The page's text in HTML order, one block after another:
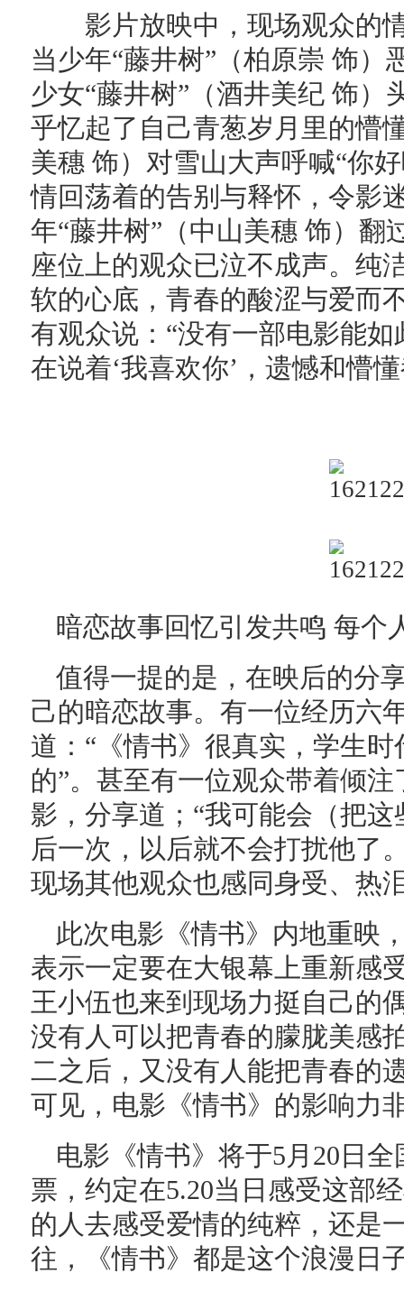
影片放映中，现场观众的
当少年“藤井树”（柏原崇 饰
少女“藤井树”（酒井美纪 饰
乎忆起了自己青葱岁月里的懵
美穗 饰）对雪山大声呼喊“你
情回荡着的告别与释怀，令影
年“藤井树”（中山美穗 饰）翻
座位上的观众已泣不成声。纯
软的心底，青春的酸涩与爱而
有观众说：“没有一部电影能
在说着‘我喜欢你’，遗憾和懵
暗恋故事回忆引发共鸣 每个
值得一提的是，在映后的分
己的暗恋故事。有一位经历六
道：“《情书》很真实，学生
的”。甚至有一位观众带着倾
影，分享道；“我可能会（把
后一次，以后就不会打扰他了
现场其他观众也感同身受、热
此次电影《情书》内地重映
表示一定要在大银幕上重新感
王小伍也来到现场力挺自己的
没有人可以把青春的朦胧美感
二之后，又没有人能把青春的
可见，电影《情书》的影响力
电影《情书》将于5月20日
票，约定在5.20当日感受这部
的人去感受爱情的纯粹，还是
往，《情书》都是这个浪漫日